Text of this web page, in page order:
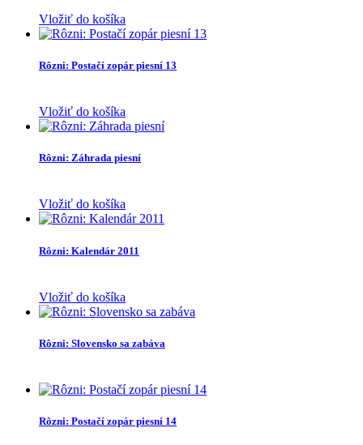
Vložiť do košíka
Rôzni: Postačí zopár piesní 13
Vložiť do košíka
Rôzni: Záhrada piesní
Vložiť do košíka
Rôzni: Kalendár 2011
Vložiť do košíka
Rôzni: Slovensko sa zabáva
Rôzni: Postačí zopár piesní 14